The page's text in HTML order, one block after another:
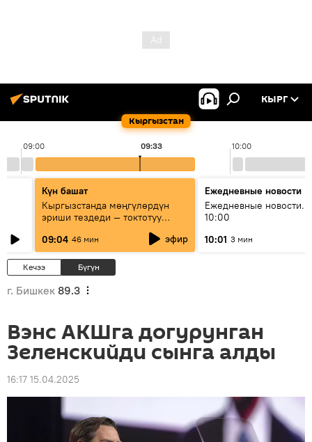
Кыргызстан
КЫРГ
09:00 10:00
09:33
Күн башат
Кыргызстанда мөңгүлөрдүн
эриши тездеди — токтотуу
09:04 46 мин эфир
Ежедневные новости
Ежедневные новости.
10:00
10:01 3 мин
Кечээ Бүгүн
г. Бишкек 89.3
Вэнс АКШга догурунган
Зеленскийди сынга алды
16:17 15.04.2025